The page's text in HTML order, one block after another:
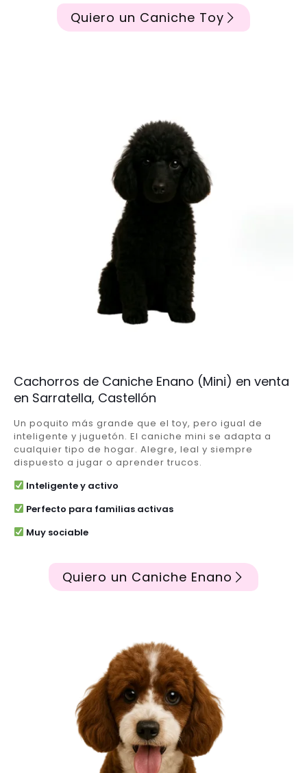
Quiero un Caniche Toy
Cachorros de Caniche Enano (Mini) en venta
en Sarratella, Castellón
Un poquito más grande que el toy, pero igual de
inteligente y juguetón. El caniche mini se adapta a
cualquier tipo de hogar. Alegre, leal y siempre
dispuesto a jugar o aprender trucos.
Inteligente y activo
Perfecto para familias activas
Muy sociable
Quiero un Caniche Enano